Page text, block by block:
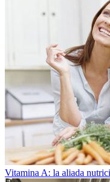
Vitamina A: la aliada